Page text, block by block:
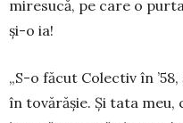
miresucă, pe care o
și-o ia!
„S-o făcut Colectiv în
în tovărășie. Și tata